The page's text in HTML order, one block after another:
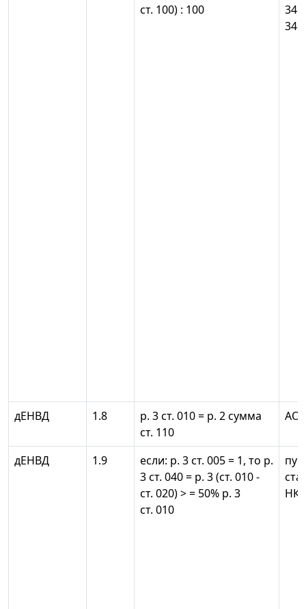
ст. 100) : 100
дЕНВД 1.8
р. 3 ст. 010 = р. 2 сумма
ст. 110
АО
дЕНВД 1.9
если: р. 3 ст. 005 = 1, то р.
3 ст. 040 = р. 3 (ст. 010 -
ст. 020) > = 50% р. 3
ст. 010
НК